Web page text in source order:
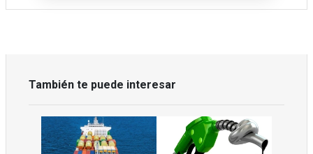
También te puede interesar